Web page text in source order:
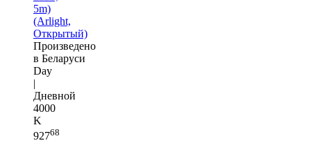
5m)
(Arlight,
Открытый)
Произведено
в Беларуси
Day
|
Дневной
4000
K
92768